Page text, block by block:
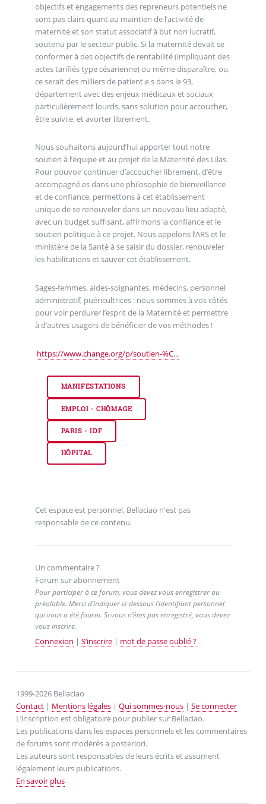
objectifs et engagements des repreneurs potentiels ne
sont pas clairs quant au maintien de l’activité de
maternité et son statut associatif à but non lucratif,
soutenu par le secteur public. Si la maternité devait se
conformer à des objectifs de rentabilité (impliquant des
actes tarifiés type césarienne) ou même disparaître, ou,
ce serait des milliers de patient.e.s dans le 93,
département avec des enjeux médicaux et sociaux
particulièrement lourds, sans solution pour accoucher,
être suivi.e, et avorter librement.
Nous souhaitons aujourd’hui apporter tout notre
soutien à l’équipe et au projet de la Maternité des Lilas.
Pour pouvoir continuer d’accoucher librement, d’être
accompagné.es dans une philosophie de bienveillance
et de confiance, permettons à cet établissement
unique de se renouveler dans un nouveau lieu adapté,
avec un budget suffisant, affirmons la confiance et le
soutien politique à ce projet. Nous appelons l’ARS et le
ministère de la Santé à se saisir du dossier, renouveler
les habilitations et sauver cet établissement.
Sages-femmes, aides-soignantes, médecins, personnel
administratif, puéricultrices : nous sommes à vos côtés
pour voir perdurer l’esprit de la Maternité et permettre
à d’autres usagers de bénéficier de vos méthodes !
https://www.change.org/p/soutien-%C...
MANIFESTATIONS
EMPLOI - CHÔMAGE
PARIS - IDF
HÔPITAL
Cet espace est personnel, Bellaciao n'est pas
responsable de ce contenu.
Un commentaire ?
Forum sur abonnement
Pour participer à ce forum, vous devez vous enregistrer au
préalable. Merci d’indiquer ci-dessous l’identifiant personnel
qui vous a été fourni. Si vous n’êtes pas enregistré, vous devez
vous inscrire.
Connexion | S’inscrire| mot de passe oublié ?
1999-2026 Bellaciao
Contact| Mentions légales| Qui sommes-nous| Se connecter
L’inscription est obligatoire pour publier sur Bellaciao.
Les publications dans les espaces personnels et les commentaires
de forums sont modérés a posteriori.
Les auteurs sont responsables de leurs écrits et assument
légalement leurs publications.
En savoir plus